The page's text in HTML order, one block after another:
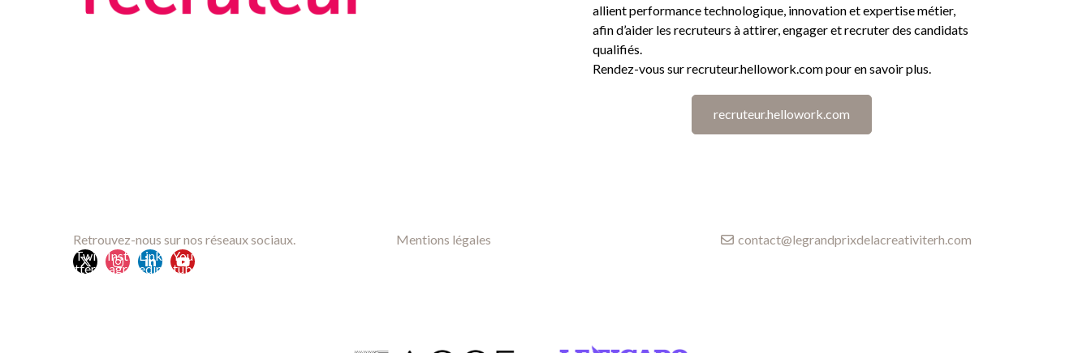
allient performance technologique, innovation et expertise métier,
afin d’aider les recruteurs à attirer, engager et recruter des candidats
qualifiés.
Rendez-vous sur recruteur.hellowork.com pour en savoir plus.
recruteur.hellowork.com
Retrouvez-nous sur nos réseaux sociaux.
Twi
tter
Inst
agr
Link
edin
You
tub
Mentions légales contact@legrandprixdelacreativiterh.com